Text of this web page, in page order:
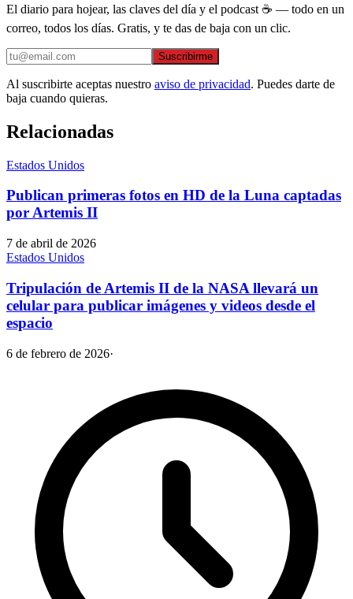
El diario para hojear, las claves del día y el podcast ☕ — todo en un
correo, todos los días. Gratis, y te das de baja con un clic.
Suscribirme
Al suscribirte aceptas nuestro aviso de privacidad. Puedes darte de
baja cuando quieras.
Relacionadas
Estados Unidos
Publican primeras fotos en HD de la Luna captadas
por Artemis II
7 de abril de 2026
Estados Unidos
Tripulación de Artemis II de la NASA llevará un
celular para publicar imágenes y videos desde el
espacio
6 de febrero de 2026·